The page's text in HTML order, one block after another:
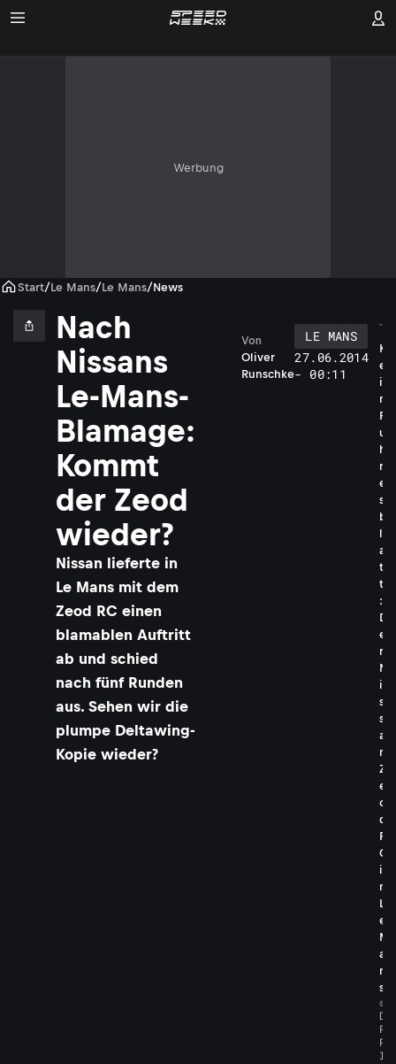
Werbung
Start/Le Mans/Le Mans/News
Nach
Nissans
Le-Mans-
Blamage:
Kommt
der Zeod
wieder?
Nissan lieferte in
Le Mans mit dem
Zeod RC einen
blamablen Auftritt
ab und schied
nach fünf Runden
aus. Sehen wir die
plumpe Deltawing-
Kopie wieder?
Oliver
Runschke
Von
LE MANS
27.06.2014
- 00:11
K
e
i
n
R
u
h
m
e
s
b
l
a
t
t
:
D
e
r
N
i
s
s
a
n
Z
e
o
d
R
C
i
n
L
e
M
a
n
s
©
D
P
P
I